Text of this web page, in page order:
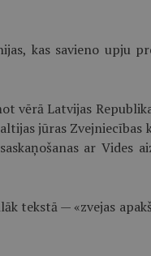
kas savieno upju
vērā Latvijas
jūras Zvejniecības
ar Vides
tekstā — «zvejas